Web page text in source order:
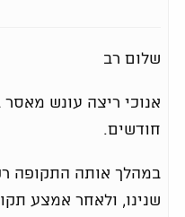
שלום רב
חודשים.
במהלך אותה התקופה
שנינו, ולאחר אמצע